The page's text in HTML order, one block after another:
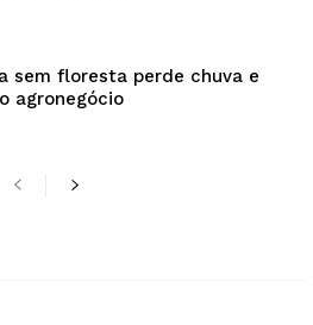
sem floresta perde chuva e
agronegócio